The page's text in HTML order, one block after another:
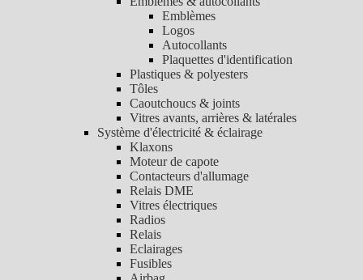
Emblèmes
Logos
Autocollants
Plaquettes d'identification
Plastiques & polyesters
Tôles
Caoutchoucs & joints
Vitres avants, arrières & latérales
Système d'électricité & éclairage
Klaxons
Moteur de capote
Contacteurs d'allumage
Relais DME
Vitres électriques
Radios
Relais
Eclairages
Fusibles